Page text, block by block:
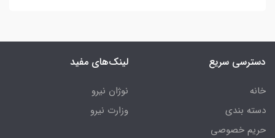
دسترسی سریع
خانه
دسته بندی
حریم خصوصی
لینک‌های مفید
نوژان نیرو
وزارت نیرو